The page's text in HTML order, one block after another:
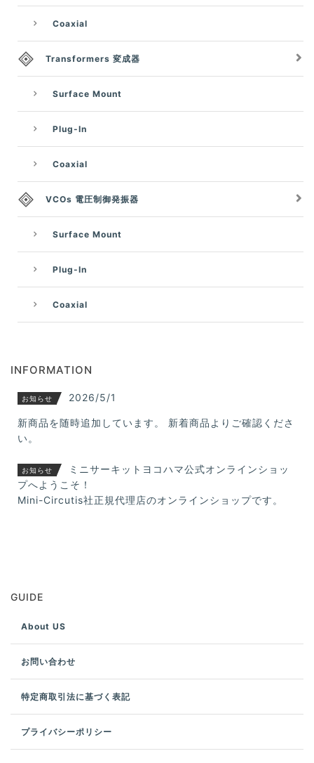
Coaxial
Transformers 変成器
Surface Mount
Plug-In
Coaxial
VCOs 電圧制御発振器
Surface Mount
Plug-In
Coaxial
INFORMATION
お知らせ 2026/5/1
新商品を随時追加しています。 新着商品よりご確認くださ
い。
お知らせ
ミニサーキットヨコハマ公式オンラインショッ
プへようこそ！
Mini-Circutis社正規代理店のオンラインショップです。
GUIDE
About US
お問い合わせ
特定商取引法に基づく表記
プライバシーポリシー